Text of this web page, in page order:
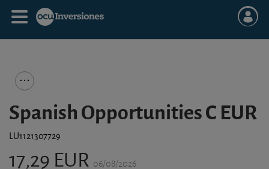
Spanish Opportunities C EUR
LU1121307729
17,29 EUR 06/08/2026